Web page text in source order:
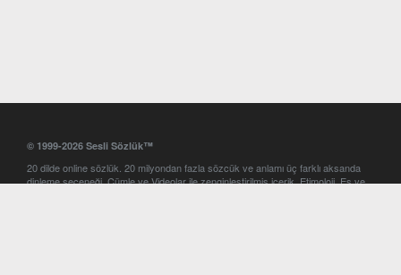
© 1999-2026 Sesli Sözlük™
20 dilde online sözlük. 20 milyondan fazla sözcük ve anlamı üç farklı aksanda
dinleme seçeneği. Cümle ve Videolar ile zenginleştirilmiş içerik. Etimoloji, Eş ve